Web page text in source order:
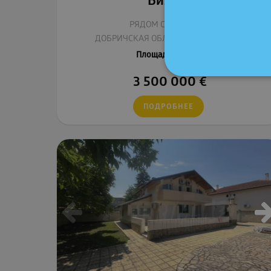
РЯДОМ С Г. БАЛЧИК
ДОБРИЧСКАЯ ОБЛАСТЬ, БОЛГАРИЯ
Площадь:
3 500 000€
ПОДРОБНЕЕ